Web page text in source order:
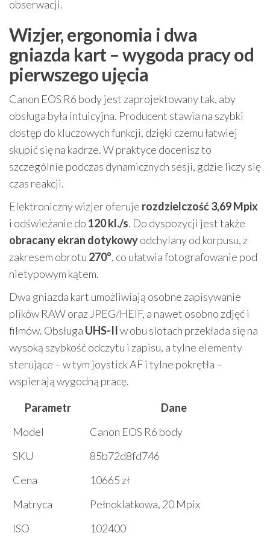
obserwacji.
Wizjer, ergonomia i dwa
gniazda kart – wygoda pracy od
pierwszego ujęcia
Canon EOS R6 body jest zaprojektowany tak, aby
obsługa była intuicyjna. Producent stawia na szybki
dostęp do kluczowych funkcji, dzięki czemu łatwiej
skupić się na kadrze. W praktyce docenisz to
szczególnie podczas dynamicznych sesji, gdzie liczy się
czas reakcji.
Elektroniczny wizjer oferuje rozdzielczość 3,69 Mpix
i odświeżanie do 120 kl./s. Do dyspozycji jest także
obracany ekran dotykowyodchylany od korpusu, z
zakresem obrotu 270°, co ułatwia fotografowanie pod
nietypowym kątem.
Dwa gniazda kart umożliwiają osobne zapisywanie
plików RAW oraz JPEG/HEIF, a nawet osobno zdjęć i
filmów. Obsługa UHS-IIw obu slotach przekłada się na
wysoką szybkość odczytu i zapisu, a tylne elementy
sterujące – w tym joystick AF i tylne pokrętła –
wspierają wygodną pracę.
Parametr
Dane
Model
Canon EOS R6 body
SKU
85b72d8fd746
Cena
10665 zł
Matryca
Pełnoklatkowa, 20 Mpix
ISO
102400